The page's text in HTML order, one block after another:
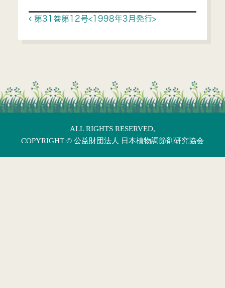
Post navigation
第31巻第12号<1998年3月発行>
ALL RIGHTS RESERVED,
COPYRIGHT © 公益財団法人 日本植物調節剤研究協会